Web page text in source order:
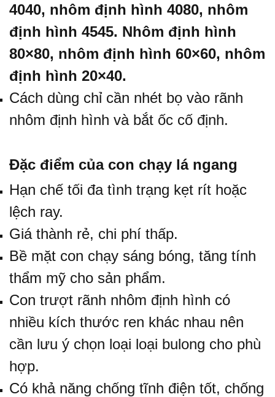
4040, nhôm định hình 4080, nhôm
định hình 4545. Nhôm định hình
80×80, nhôm định hình 60×60, nhôm
định hình 20×40.
Cách dùng chỉ cần nhét bọ vào rãnh
nhôm định hình và bắt ốc cố định.
Đặc điểm của con chạy lá ngang
Hạn chế tối đa tình trạng kẹt rít hoặc
lệch ray.
Giá thành rẻ, chi phí thấp.
Bề mặt con chạy sáng bóng, tăng tính
thẩm mỹ cho sản phẩm.
Con trượt rãnh nhôm định hình có
nhiều kích thước ren khác nhau nên
cần lưu ý chọn loại loại bulong cho phù
hợp.
Có khả năng chống tĩnh điện tốt, chống